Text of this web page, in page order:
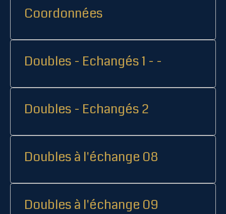
Coordonnées
Doubles - Echangés 1 - -
Doubles - Echangés 2
Doubles à l'échange 08
Doubles à l'échange 09